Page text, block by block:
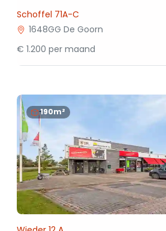
Schoffel 71A-C
1648GG De Goorn
€ 1.200 per maand
190m²